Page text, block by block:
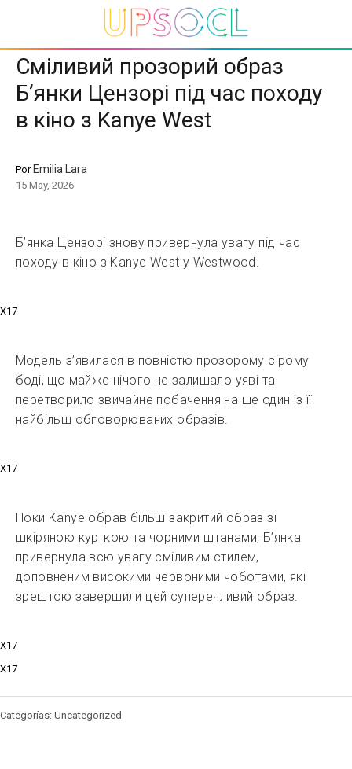
Сміливий прозорий образ
Б’янки Цензорі під час походу
в кіно з Kanye West
Por Emilia Lara
15 May, 2026
Б’янка Цензорі знову привернула увагу під час
походу в кіно з Kanye West у Westwood.
X17
Модель з’явилася в повністю прозорому сірому
боді, що майже нічого не залишало уяві та
перетворило звичайне побачення на ще один із її
найбільш обговорюваних образів.
X17
Поки Kanye обрав більш закритий образ зі
шкіряною курткою та чорними штанами, Б’янка
привернула всю увагу сміливим стилем,
доповненим високими червоними чоботами, які
зрештою завершили цей суперечливий образ.
X17
X17
Categorías: Uncategorized